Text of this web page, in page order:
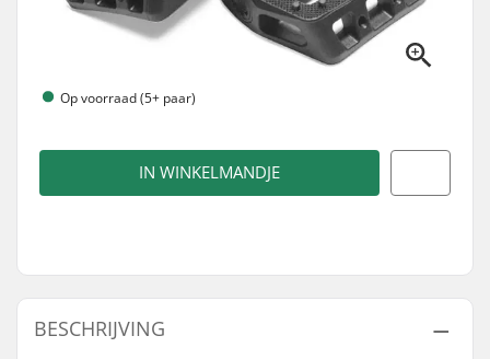
Op voorraad (5+ paar)
IN WINKELMANDJE
BESCHRIJVING